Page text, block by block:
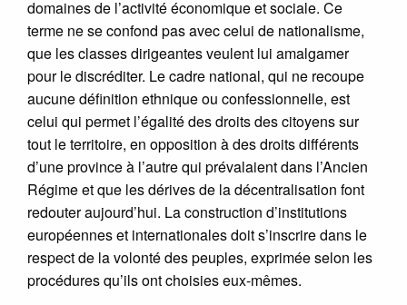
domaines de l’activité économique et sociale. Ce
terme ne se confond pas avec celui de nationalisme,
que les classes dirigeantes veulent lui amalgamer
pour le discréditer. Le cadre national, qui ne recoupe
aucune définition ethnique ou confessionnelle, est
celui qui permet l’égalité des droits des citoyens sur
tout le territoire, en opposition à des droits différents
d’une province à l’autre qui prévalaient dans l’Ancien
Régime et que les dérives de la décentralisation font
redouter aujourd’hui. La construction d’institutions
européennes et internationales doit s’inscrire dans le
respect de la volonté des peuples, exprimée selon les
procédures qu’ils ont choisies eux-mêmes.